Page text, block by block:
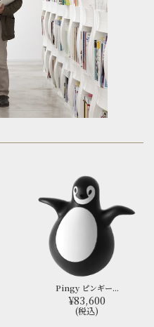
Pingy ピンギー...
¥83,600
(税込)